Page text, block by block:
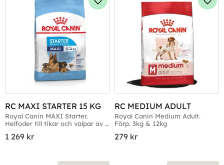
RC MAXI STARTER 15 KG
Royal Canin MAXI Starter.
Helfoder till tikar och valpar av
1 269 kr
Lägg till i favoriter
RC MEDIUM ADULT
Royal Canin Medium Adult.
Förp. 3kg & 12kg
279 kr